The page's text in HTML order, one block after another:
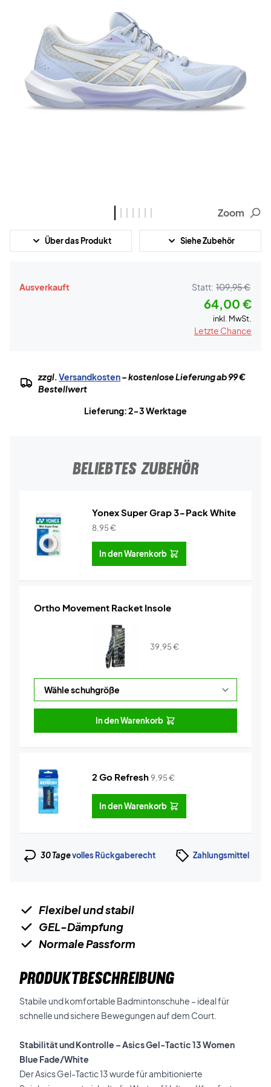
Zoom
Über das Produkt Siehe Zubehör
Ausverkauft Statt: 109,95 €
64,00 €
inkl. MwSt.
Letzte Chance
zzgl.Versandkosten– kostenlose Lieferung ab 99 €
Bestellwert
Lieferung: 2-3 Werktage
BELIEBTES ZUBEHÖR
Yonex Super Grap 3-Pack White
8,95€
In den Warenkorb
Ortho Movement Racket Insole
39,95€
In den Warenkorb
2 Go Refresh9,95€
In den Warenkorb
30 Tagevolles Rückgaberecht Zahlungsmittel
Flexibel und stabil
GEL-Dämpfung
Normale Passform
PRODUKTBESCHREIBUNG
Stabile und komfortable Badmintonschuhe – ideal für
schnelle und sichere Bewegungen auf dem Court.
Stabilität und Kontrolle – Asics Gel-Tactic 13 Women
Blue Fade/White
Der Asics Gel-Tactic 13 wurde für ambitionierte